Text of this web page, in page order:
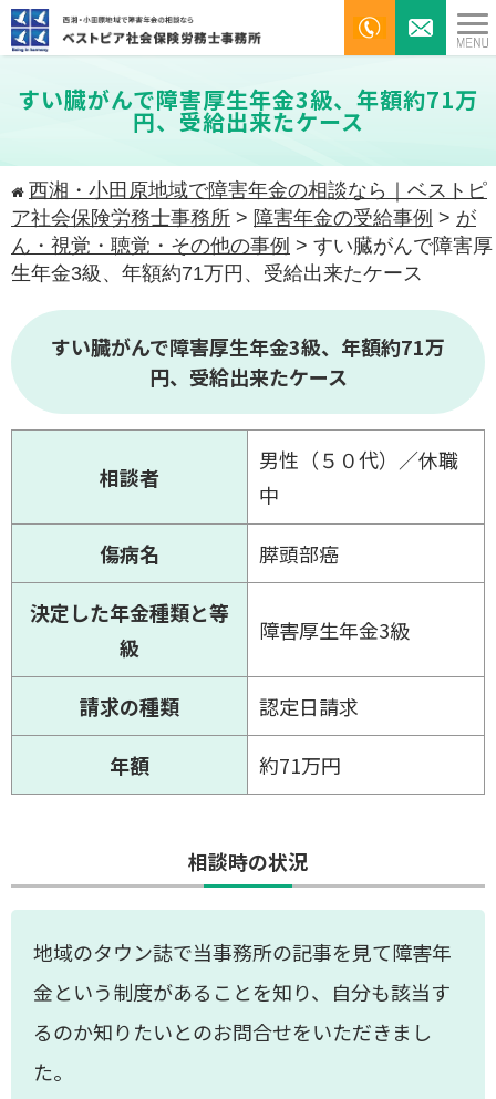
すい臓がんで障害厚生年金3級、年額約71万
円、受給出来たケース
西湘・小田原地域で障害年金の相談なら｜ベストピ
ア社会保険労務士事務所 > 障害年金の受給事例 > が
ん・視覚・聴覚・その他の事例 > すい臓がんで障害厚
生年金3級、年額約71万円、受給出来たケース
すい臓がんで障害厚生年金3級、年額約71万
円、受給出来たケース
相談者
男性（５０代）／休職
中
傷病名 膵頭部癌
決定した年金種類と等
級
障害厚生年金3級
請求の種類 認定日請求
年額 約71万円
相談時の状況
地域のタウン誌で当事務所の記事を見て障害年
金という制度があることを知り、自分も該当す
るのか知りたいとのお問合せをいただきまし
た。